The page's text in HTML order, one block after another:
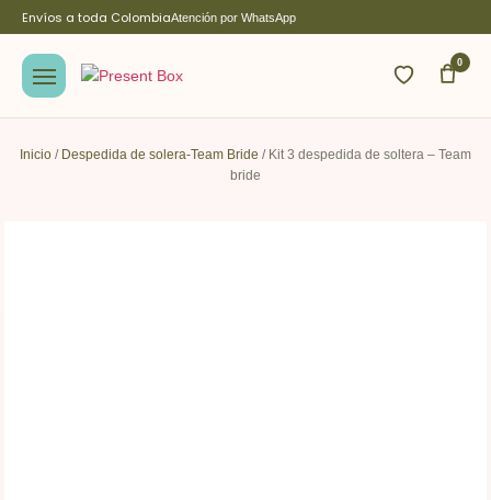
Envíos a toda ColombiaAtención por WhatsApp
0
Inicio / Despedida de solera-Team Bride / Kit 3 despedida de soltera – Team
bride